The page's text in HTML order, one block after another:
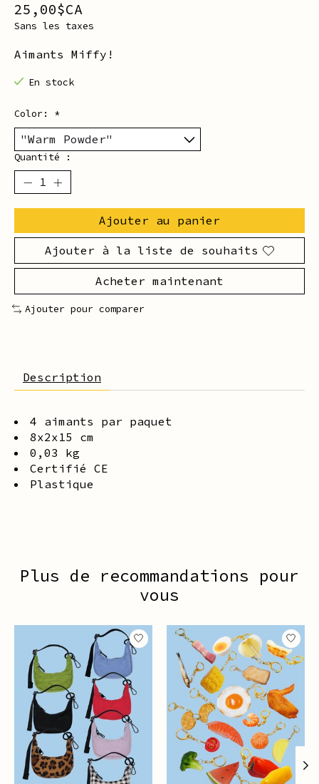
25,00$CA
Sans les taxes
Aimants Miffy!
En stock
Color: *
Quantité :
Ajouter au panier
Ajouter à la liste de souhaits
Acheter maintenant
Ajouter pour comparer
Description
4 aimants par paquet
8x2x15 cm
0,03 kg
Certifié CE
Plastique
Plus de recommandations pour
vous
Articles du carrousel de produits